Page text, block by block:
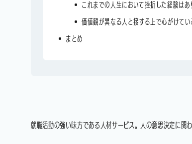
これまでの人生において挫折した経験は
価値観が異なる人と接する上で心がけて
まとめ
就職活動の強い味方である人材サービス。人の意思決定に関